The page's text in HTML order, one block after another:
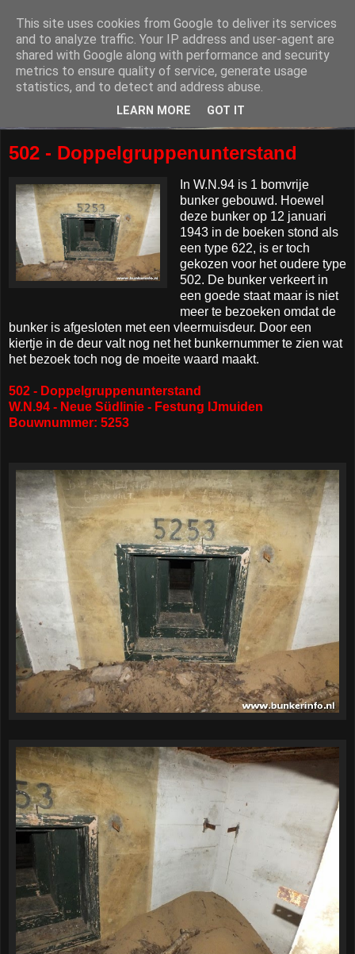
502 - Doppelgruppenunterstand
In W.N.94 is 1 bomvrije
bunker gebouwd. Hoewel
deze bunker op 12 januari
1943 in de boeken stond als
een type 622, is er toch
gekozen voor het oudere type
502. De bunker verkeert in
een goede staat maar is niet
meer te bezoeken omdat de
bunker is afgesloten met een vleermuisdeur. Door een
kiertje in de deur valt nog net het bunkernummer te zien wat
het bezoek toch nog de moeite waard maakt.
502 - Doppelgruppenunterstand
W.N.94 - Neue Südlinie - Festung IJmuiden
Bouwnummer: 5253
This site uses cookies from Google to deliver its services
and to analyze traffic. Your IP address and user-agent are
shared with Google along with performance and security
metrics to ensure quality of service, generate usage
statistics, and to detect and address abuse.
LEARN MORE GOT IT